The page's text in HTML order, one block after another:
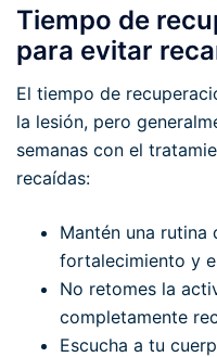
Tiempo de
para evitar
El tiempo de
la lesión, pero
semanas con el
recaídas:
Mantén una rutina
fortalecimiento y
No retomes la
completamente
Escucha a tu